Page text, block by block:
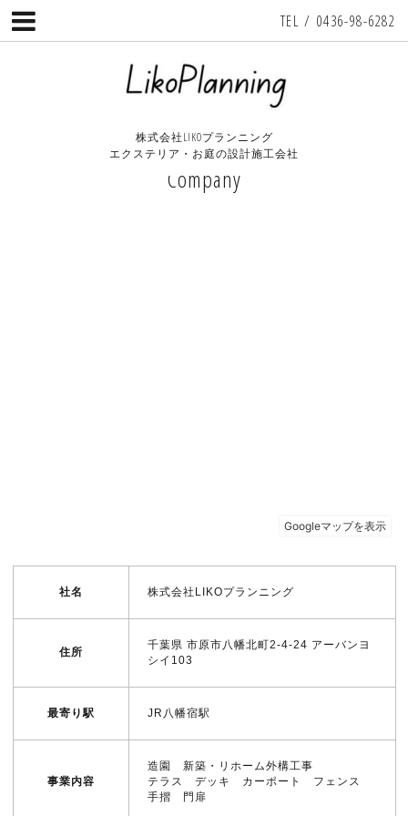
TEL / 0436-98-6282
株式会社LIKOプランニング
エクステリア・お庭の設計施工会社
Company
社名 株式会社LIKOプランニング
住所
千葉県 市原市八幡北町2-4-24 アーバンヨ
シイ103
最寄り駅 JR八幡宿駅
事業内容
造園 新築・リホーム外構工事
テラス デッキ カーポート フェンス
手摺 門扉